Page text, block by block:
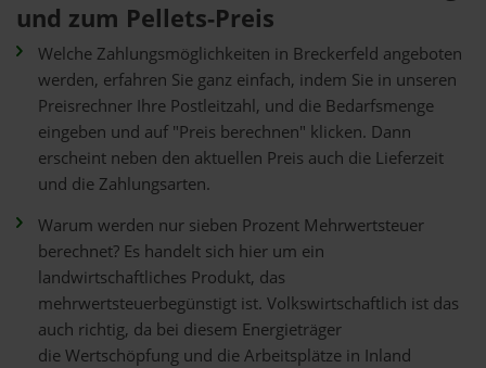
und zum Pellets-Preis
Welche Zahlungsmöglichkeiten in Breckerfeld angeboten
werden, erfahren Sie ganz einfach, indem Sie in unseren
Preisrechner Ihre Postleitzahl, und die Bedarfsmenge
eingeben und auf "Preis berechnen" klicken. Dann
erscheint neben den aktuellen Preis auch die Lieferzeit
und die Zahlungsarten.
Warum werden nur sieben Prozent Mehrwertsteuer
berechnet? Es handelt sich hier um ein
landwirtschaftliches Produkt, das
mehrwertsteuerbegünstigt ist. Volkswirtschaftlich ist das
auch richtig, da bei diesem Energieträger
die Wertschöpfung und die Arbeitsplätze in Inland